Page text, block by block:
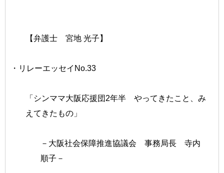
【弁護士 宮地 光子】
・リレーエッセイNo.33
「シンママ大阪応援団2年半 やってきたこと、み
えてきたもの」
－大阪社会保障推進協議会 事務局長 寺内
順子－